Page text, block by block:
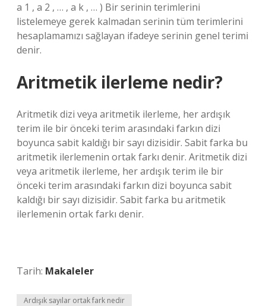
a 1 , a 2 , … , a k , … ) Bir serinin terimlerini
listelemeye gerek kalmadan serinin tüm terimlerini
hesaplamamızı sağlayan ifadeye serinin genel terimi
denir.
Aritmetik ilerleme nedir?
Aritmetik dizi veya aritmetik ilerleme, her ardışık
terim ile bir önceki terim arasındaki farkın dizi
boyunca sabit kaldığı bir sayı dizisidir. Sabit farka bu
aritmetik ilerlemenin ortak farkı denir. Aritmetik dizi
veya aritmetik ilerleme, her ardışık terim ile bir
önceki terim arasındaki farkın dizi boyunca sabit
kaldığı bir sayı dizisidir. Sabit farka bu aritmetik
ilerlemenin ortak farkı denir.
Tarih: Makaleler
Ardışık sayılar ortak fark nedir